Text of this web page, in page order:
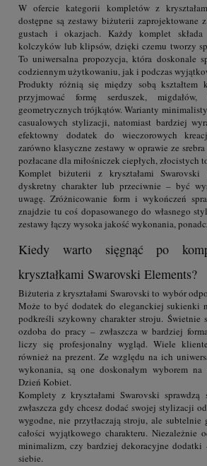
W ofercie kategorii kompletów z
dostępne są zestawy biżuterii zaprojektowane
gustach i okazjach. Każdy komplet
kolczyków lub klipsów, dzięki czemu tworzy
To uniwersalna propozycja, która doskonale
codziennym użytkowaniu, jak i podczas
Produkty różnią się między sobą kształtem
przyjmować formę serduszek,
geometrycznych trójkątów. Warianty
casualowych stylizacji, natomiast bardziej
efektowny dodatek do wieczorowych
zarówno klasyczne zestawy w oprawie ze
pozłacane dla miłośniczek ciepłych, złocistych
Komplet biżuterii z kryształami
dyskretny charakter lub przeciwnie – być
uwagę. Zróżnicowanie form i wykończeń
znajdzie tu coś dopasowanego do własnego
zestawy łączy wysoka jakość wykonania,
Kiedy warto sięgnąć po
kryształkami Swarovski Elements?
Biżuteria z kryształami Swarovski to wybór
Może to być dodatek do eleganckiej sukienki
podkreśli szykowny charakter stroju. Świetnie
ozdoba do pracy – zwłaszcza w bardziej
liczy się profesjonalny wygląd. Wiele
również na prezent. Ze względu na ich
wykonania, są one doskonałym wyborem
Dzień Kobiet.
Komplety z kryształami Swarovski
zwłaszcza gdy chcesz dodać swojej stylizacji
wygodne, nie przytłaczają stroju, ale subtelnie
całości wyjątkowego charakteru. Niezależnie
minimalizm, czy bardziej dekoracyjne
siebie.